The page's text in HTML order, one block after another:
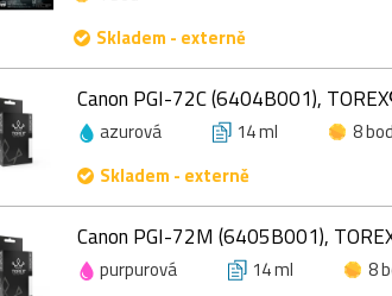
Skladem - externě
Canon PGI-72C (6404B001),
azurová 14 ml
8
Skladem - externě
Canon PGI-72M (6405B001),
purpurová 14 ml 8